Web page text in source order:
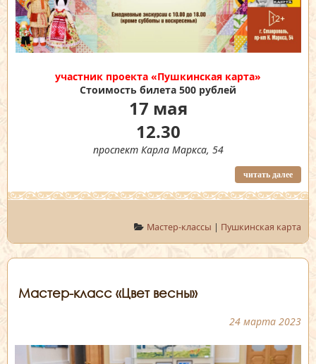
участник проекта «Пушкинская карта»
Стоимость билета 500 рублей
17 мая
12.30
проспект Карла Маркса, 54
читать далее
Мастер-классы | Пушкинская карта
Мастер-класс «Цвет весны»
24 марта 2023